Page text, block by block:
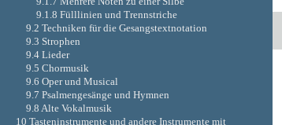
9.1.8 Fülllinien und Trennstriche
9.2 Techniken für die Gesangstextnotation
9.3 Strophen
9.4 Lieder
9.5 Chormusik
9.6 Oper und Musical
9.7 Psalmengesänge und Hymnen
9.8 Alte Vokalmusik
10 Tasteninstrumente und andere Instrumente mit